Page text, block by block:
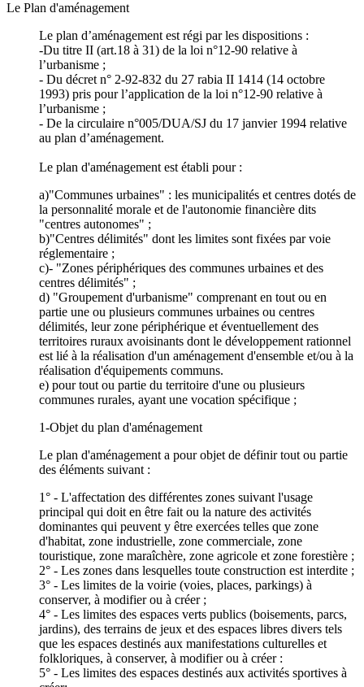
Le Plan d'aménagement
Le plan d’aménagement est régi par les dispositions :
-Du titre II (art.18 à 31) de la loi n°12-90 relative à
l’urbanisme ;
- Du décret n° 2-92-832 du 27 rabia II 1414 (14 octobre
1993) pris pour l’application de la loi n°12-90 relative à
l’urbanisme ;
- De la circulaire n°005/DUA/SJ du 17 janvier 1994 relative
au plan d’aménagement.
Le plan d'aménagement est établi pour :
a)"Communes urbaines" : les municipalités et centres dotés de
la personnalité morale et de l'autonomie financière dits
"centres autonomes" ;
b)"Centres délimités" dont les limites sont fixées par voie
réglementaire ;
c)- "Zones périphériques des communes urbaines et des
centres délimités" ;
d) "Groupement d'urbanisme" comprenant en tout ou en
partie une ou plusieurs communes urbaines ou centres
délimités, leur zone périphérique et éventuellement des
territoires ruraux avoisinants dont le développement rationnel
est lié à la réalisation d'un aménagement d'ensemble et/ou à la
réalisation d'équipements communs.
e) pour tout ou partie du territoire d'une ou plusieurs
communes rurales, ayant une vocation spécifique ;
1-Objet du plan d'aménagement
Le plan d'aménagement a pour objet de définir tout ou partie
des éléments suivant :
1° - L'affectation des différentes zones suivant l'usage
principal qui doit en être fait ou la nature des activités
dominantes qui peuvent y être exercées telles que zone
d'habitat, zone industrielle, zone commerciale, zone
touristique, zone maraîchère, zone agricole et zone forestière ;
2° - Les zones dans lesquelles toute construction est interdite ;
3° - Les limites de la voirie (voies, places, parkings) à
conserver, à modifier ou à créer ;
4° - Les limites des espaces verts publics (boisements, parcs,
jardins), des terrains de jeux et des espaces libres divers tels
que les espaces destinés aux manifestations culturelles et
folkloriques, à conserver, à modifier ou à créer :
5° - Les limites des espaces destinés aux activités sportives à